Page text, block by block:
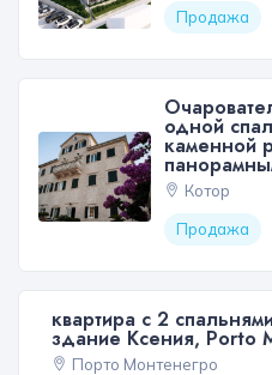
Продажа
одной
каменной
Котор
Продажа
квартира с 2
здание Ксения, Porto
Порто Монтенегро